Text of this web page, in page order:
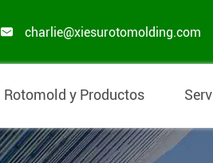
 charlie@xiesurotomolding.com
Rotomold y Productos